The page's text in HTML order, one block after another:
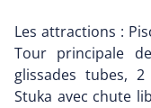
Les attractions :
Tour principale
glissades tubes,
Stuka avec chute